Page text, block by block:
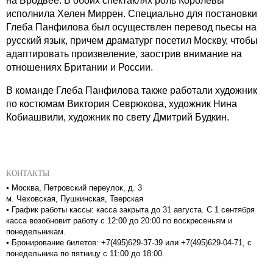
исполнила Хелен Миррен. Специально для постановки
Глеба Панфилова был осуществлен перевод пьесы на
русский язык, причем драматург посетил Москву, чтобы
адаптировать произвеление, заострив внимание на
отношениях Британии и России.
В команде Глеба Панфилова также работали художник
по костюмам Виктория Севрюкова, художник Нина
Кобиашвили, художник по свету Дмитрий Будкин.
КОНТАКТЫ
• Москва, Петровский переулок, д. 3
м. Чеховская, Пушкинская, Тверская
• График работы кассы: касса закрыта до 31 августа. С 1 сентября
касса возобновит работу с 12:00 до 20:00 по воскресеньям и
понедельникам.
• Бронирование билетов: +7(495)629-37-39 или +7(495)629-04-71, с
понедельника по пятницу с 11:00 до 18:00.